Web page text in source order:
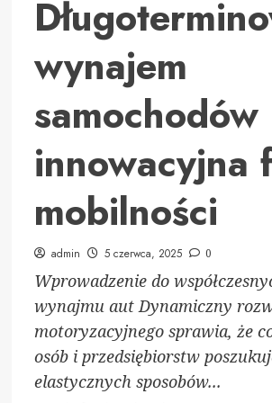
wynajem
innowacyjna
mobilności
admin 5 czerwca, 2025 0
Wprowadzenie do
wynajmu aut Dynamiczny
motoryzacyjnego sprawia, że
osób i przedsiębiorstw
elastycznych sposobów...